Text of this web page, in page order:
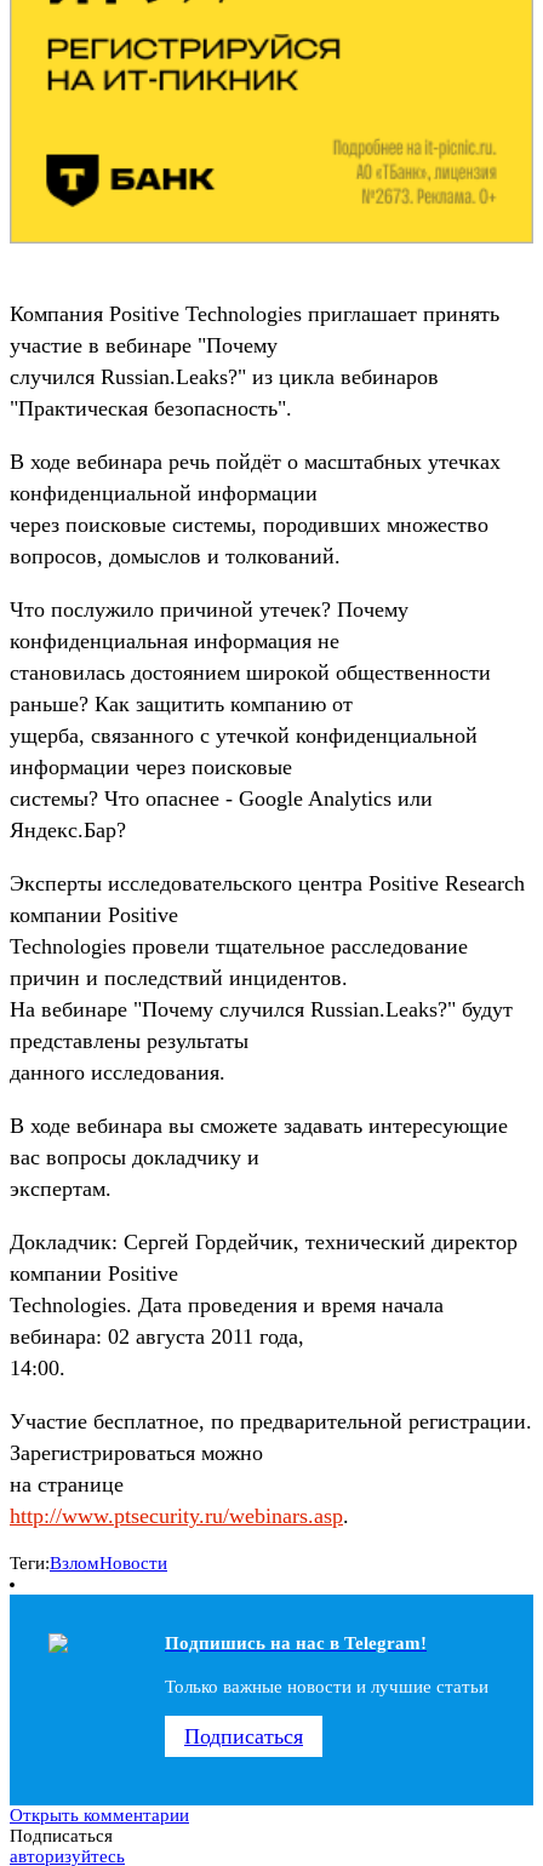
Компания Positive Technologies приглашает принять
участие в вебинаре "Почему
случился Russian.Leaks?" из цикла вебинаров
"Практическая безопасность".
В ходе вебинара речь пойдёт о масштабных утечках
конфиденциальной информации
через поисковые системы, породивших множество
вопросов, домыслов и толкований.
Что послужило причиной утечек? Почему
конфиденциальная информация не
становилась достоянием широкой общественности
раньше? Как защитить компанию от
ущерба, связанного с утечкой конфиденциальной
информации через поисковые
системы? Что опаснее - Google Analytics или
Яндекс.Бар?
Эксперты исследовательского центра Positive Research
компании Positive
Technologies провели тщательное расследование
причин и последствий инцидентов.
На вебинаре "Почему случился Russian.Leaks?" будут
представлены результаты
данного исследования.
В ходе вебинара вы сможете задавать интересующие
вас вопросы докладчику и
экспертам.
Докладчик: Сергей Гордейчик, технический директор
компании Positive
Technologies. Дата проведения и время начала
вебинара: 02 августа 2011 года,
14:00.
Участие бесплатное, по предварительной регистрации.
Зарегистрироваться можно
на странице
http://www.ptsecurity.ru/webinars.asp.
Теги:ВзломНовости
Подпишись на наc в Telegram!
Только важные новости и лучшие статьи
Подписаться
Открыть комментарии
Подписаться
авторизуйтесь